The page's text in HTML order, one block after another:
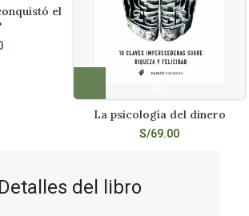
el
La psicología del dinero
S/69.00
Detalles del libro